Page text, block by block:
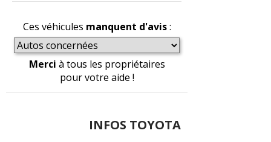
Ces véhicules manquent d'avis:
Merci à tous les propriétaires
pour votre aide !
INFOS TOYOTA